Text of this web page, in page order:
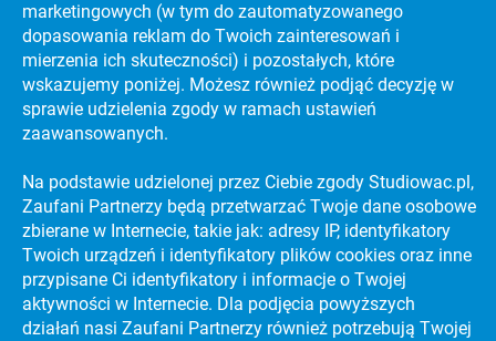
KATALOG UCZELNI WYŻSZYCH
PREVIEW SECTION
marketingowych (w tym do zautoma­tyzo­wanego
dopasowania reklam do Twoich zainteresowań i
mierzenia ich skuteczności) i pozostałych, które
wskazujemy poniżej. Możesz również podjąć decyzję w
sprawie udzielenia zgody w ramach ustawień
zaawansowanych.
Na podstawie udzielonej przez Ciebie zgody Studiowac.pl,
Zaufani Partnerzy będą przetwarzać Twoje dane osobowe
zbierane w Internecie, takie jak: adresy IP, identyfikatory
Twoich urządzeń i identyfikatory plików cookies oraz inne
przypisane Ci identyfikatory i informacje o Twojej
aktywności w Internecie. Dla podjęcia powyższych
działań nasi Zaufani Partnerzy również potrzebują Twojej